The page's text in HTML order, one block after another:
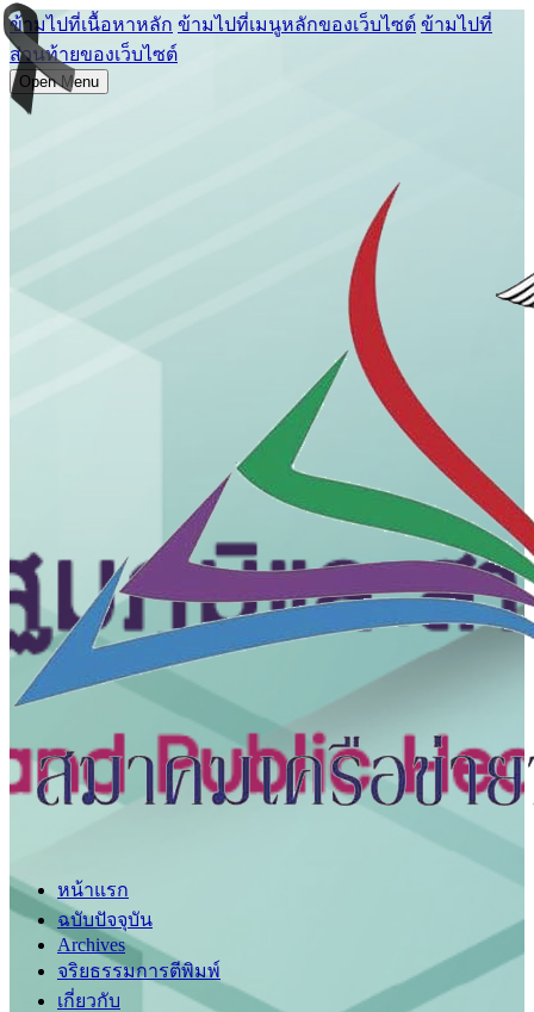
ข้ามไปที่เนื้อหาหลัก ข้ามไปที่เมนูหลักของเว็บไซต์ ข้ามไปที่
ส่วนท้ายของเว็บไซต์
Open Menu
หน้าแรก
ฉบับปัจจุบัน
Archives
จริยธรรมการตีพิมพ์
เกี่ยวกับ